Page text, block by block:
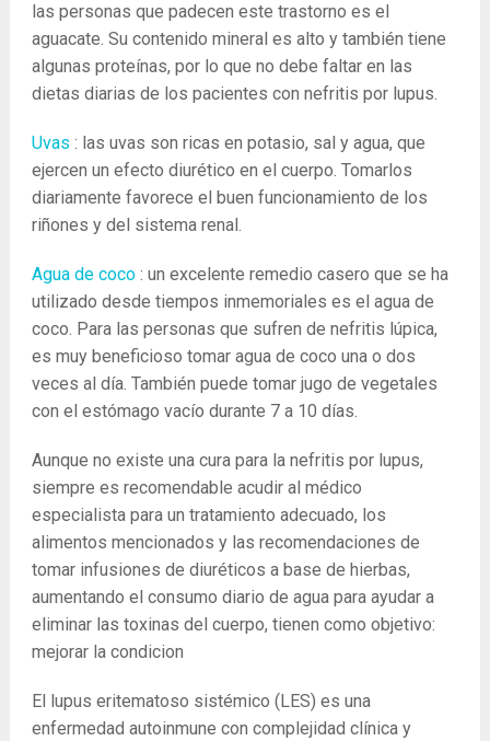
las personas que padecen este trastorno es el
aguacate. Su contenido mineral es alto y también tiene
algunas proteínas, por lo que no debe faltar en las
dietas diarias de los pacientes con nefritis por lupus.
Uvas : las uvas son ricas en potasio, sal y agua, que
ejercen un efecto diurético en el cuerpo. Tomarlos
diariamente favorece el buen funcionamiento de los
riñones y del sistema renal.
Agua de coco: un excelente remedio casero que se ha
utilizado desde tiempos inmemoriales es el agua de
coco. Para las personas que sufren de nefritis lúpica,
es muy beneficioso tomar agua de coco una o dos
veces al día. También puede tomar jugo de vegetales
con el estómago vacío durante 7 a 10 días.
Aunque no existe una cura para la nefritis por lupus,
siempre es recomendable acudir al médico
especialista para un tratamiento adecuado, los
alimentos mencionados y las recomendaciones de
tomar infusiones de diuréticos a base de hierbas,
aumentando el consumo diario de agua para ayudar a
eliminar las toxinas del cuerpo, tienen como objetivo:
mejorar la condicion
El lupus eritematoso sistémico (LES) es una
enfermedad autoinmune con complejidad clínica y